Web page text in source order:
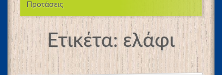
Προτάσεις
Ετικέτα:ελάφι